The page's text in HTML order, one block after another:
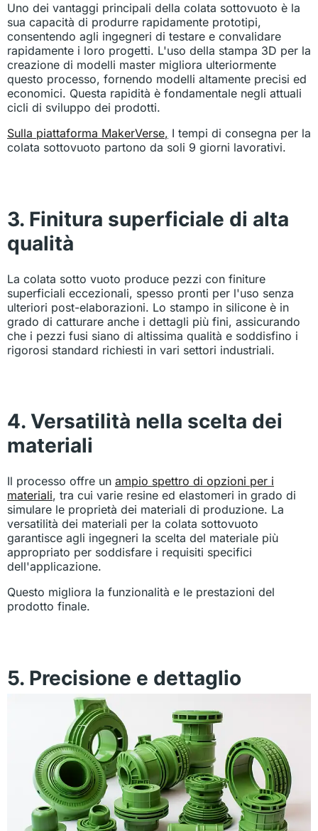
Uno dei vantaggi principali della colata sottovuoto è la
sua capacità di produrre rapidamente prototipi,
consentendo agli ingegneri di testare e convalidare
rapidamente i loro progetti. L'uso della stampa 3D per la
creazione di modelli master migliora ulteriormente
questo processo, fornendo modelli altamente precisi ed
economici. Questa rapidità è fondamentale negli attuali
cicli di sviluppo dei prodotti.
Sulla piattaforma MakerVerse, I tempi di consegna per la
colata sottovuoto partono da soli 9 giorni lavorativi.
3. Finitura superficiale di alta
qualità
La colata sotto vuoto produce pezzi con finiture
superficiali eccezionali, spesso pronti per l'uso senza
ulteriori post-elaborazioni. Lo stampo in silicone è in
grado di catturare anche i dettagli più fini, assicurando
che i pezzi fusi siano di altissima qualità e soddisfino i
rigorosi standard richiesti in vari settori industriali.
4. Versatilità nella scelta dei
materiali
Il processo offre un ampio spettro di opzioni per i
materiali, tra cui varie resine ed elastomeri in grado di
simulare le proprietà dei materiali di produzione. La
versatilità dei materiali per la colata sottovuoto
garantisce agli ingegneri la scelta del materiale più
appropriato per soddisfare i requisiti specifici
dell'applicazione.
Questo migliora la funzionalità e le prestazioni del
prodotto finale.
5. Precisione e dettaglio